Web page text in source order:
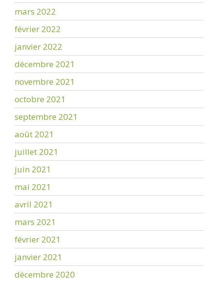
mars 2022
février 2022
janvier 2022
décembre 2021
novembre 2021
octobre 2021
septembre 2021
août 2021
juillet 2021
juin 2021
mai 2021
avril 2021
mars 2021
février 2021
janvier 2021
décembre 2020